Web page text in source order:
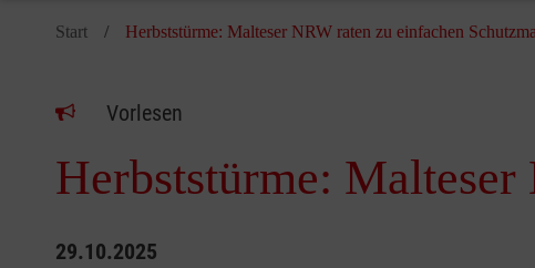
Start Herbststürme: Malteser NRW raten zu einfachen
Vorlesen
Herbststürme: Malteser
29.10.2025